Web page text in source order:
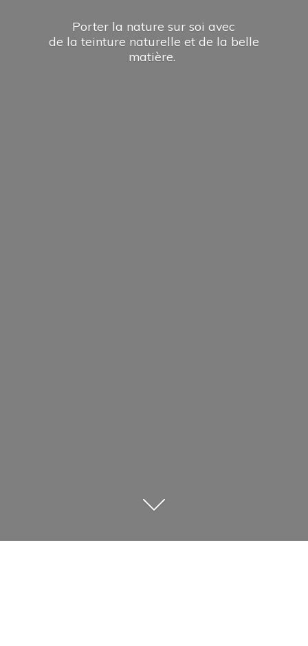
Porter la nature sur soi avec
de la teinture naturelle et de la belle
matière.